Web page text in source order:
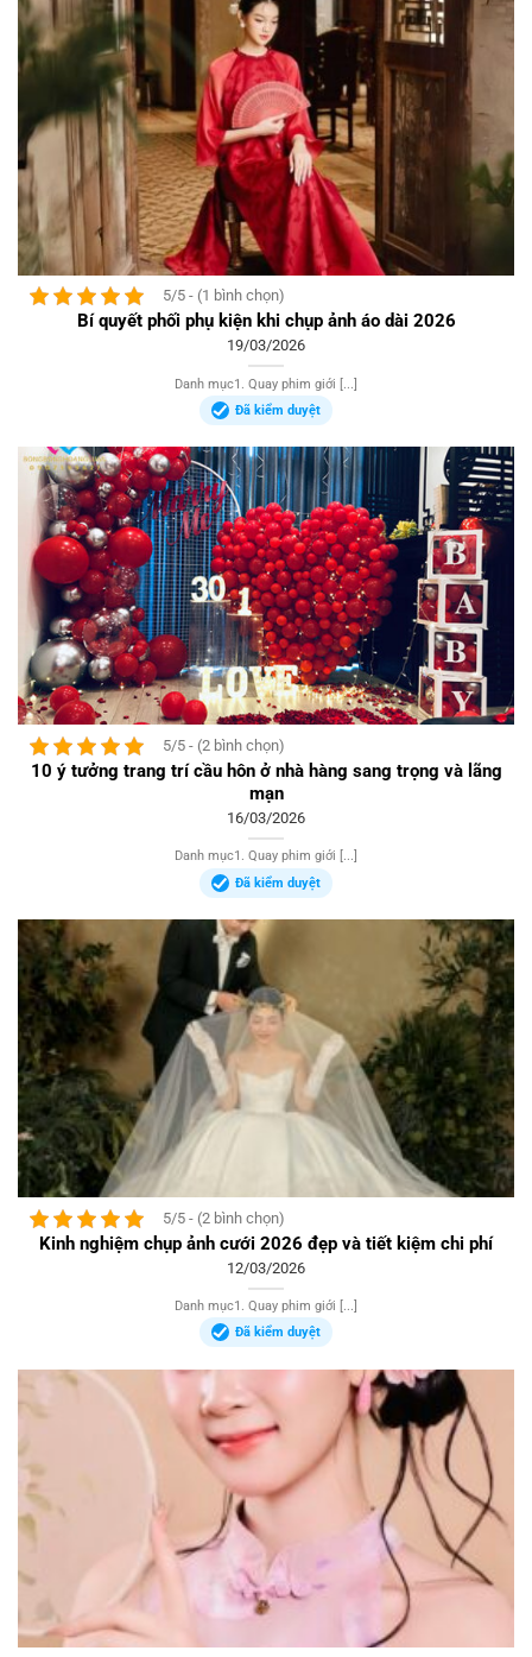
5/5 - (1 bình chọn)
Bí quyết phối phụ kiện khi chụp ảnh áo dài 2026
19/03/2026
Danh mục1. Quay phim giới [...]
Đã kiểm duyệt
5/5 - (2 bình chọn)
10 ý tưởng trang trí cầu hôn ở nhà hàng sang trọng và lãng
mạn
16/03/2026
Danh mục1. Quay phim giới [...]
Đã kiểm duyệt
5/5 - (2 bình chọn)
Kinh nghiệm chụp ảnh cưới 2026 đẹp và tiết kiệm chi phí
12/03/2026
Danh mục1. Quay phim giới [...]
Đã kiểm duyệt